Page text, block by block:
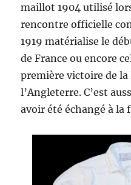
maillot 1904 utilisé
rencontre officielle
1919 matérialise le
de France ou encore
première victoire de la
l’Angleterre. C’est
avoir été échangé à la